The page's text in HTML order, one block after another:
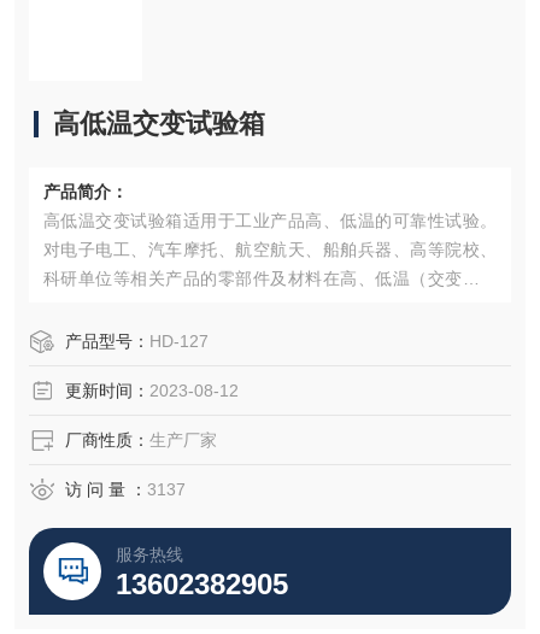
高低温交变试验箱
产品简介：
高低温交变试验箱适用于工业产品高、低温的可靠性试验。
对电子电工、汽车摩托、航空航天、船舶兵器、高等院校、
科研单位等相关产品的零部件及材料在高、低温（交变）循
产品型号： HD-127
更新时间： 2023-08-12
厂商性质： 生产厂家
访 问 量 ： 3137
服务热线
13602382905